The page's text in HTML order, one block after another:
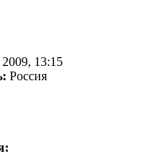
2009, 13:15
Россия